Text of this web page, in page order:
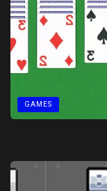
GAMES